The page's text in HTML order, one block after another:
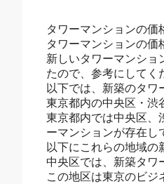
タワーマンションの価
タワーマンションの価
新しいタワーマンショ
たので、参考にしてく
以下では、新築のタワ
東京都内の中央区・渋
東京都内では中央区、
ーマンションが存在し
以下にこれらの地域の
中央区では、新築タワ
この地区は東京のビジ